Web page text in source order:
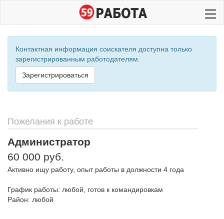
Контактная информация соискателя доступна только
зарегистрированным работодателям.
Зарегистрироваться
Пожелания к работе
Администратор
60 000 руб.
Активно ищу работу, опыт работы в должности 4 года
График работы: любой, готов к командировкам
Район: любой